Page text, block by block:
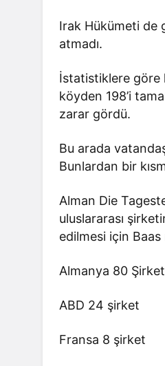
Irak Hükümeti de
atmadı.
İstatistiklere göre
köyden 198’i
zarar gördü.
Bu arada
Bunlardan bir
Alman Die
uluslararası
edilmesi için Baas
Almanya 80 Şirket
ABD 24 şirket
Fransa 8 şirket